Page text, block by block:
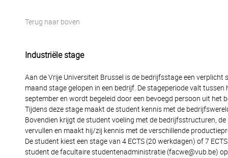
Terug naar boven
Industriële stage
Aan de Vrije Universiteit Brussel is de bedrijfsstage een
maand stage gelopen in een bedrijf. De stageperiode valt
september en wordt begeleid door een bevoegd persoon uit het
Tijdens deze stage maakt de student kennis met de
Bovendien krijgt de student voeling met de bedrijfsstructuren,
vervullen en maakt hij/zij kennis met de verschillende
De student kiest een stage van 4 ECTS (20 werkdagen) of 7
student de facultaire studentenadministratie (facwe@vub.be)